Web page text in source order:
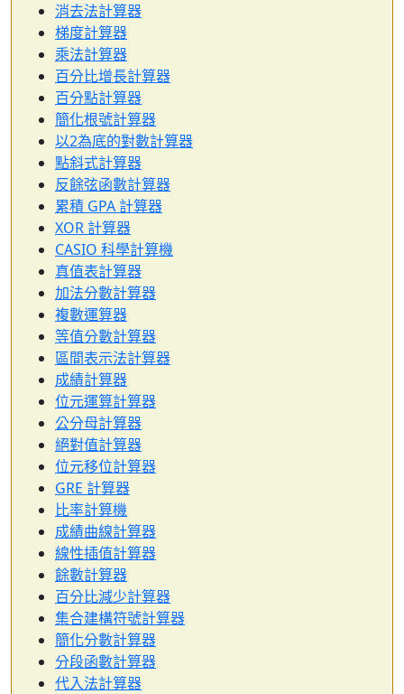
消去法計算器
梯度計算器
乘法計算器
百分比增長計算器
百分點計算器
簡化根號計算器
以2為底的對數計算器
點斜式計算器
反餘弦函數計算器
累積 GPA 計算器
XOR 計算器
CASIO 科學計算機
真值表計算器
加法分數計算器
複數運算器
等值分數計算器
區間表示法計算器
成績計算器
位元運算計算器
公分母計算器
絕對值計算器
位元移位計算器
GRE 計算器
比率計算機
成績曲線計算器
線性插值計算器
餘數計算器
百分比減少計算器
集合建構符號計算器
簡化分數計算器
分段函數計算器
代入法計算器